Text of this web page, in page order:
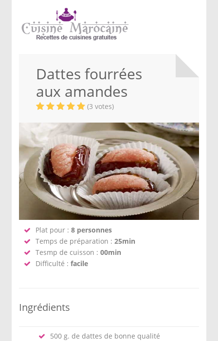
Dattes fourrées
aux amandes
(3 votes)
Plat pour : 8 personnes
Temps de préparation : 25min
Tesmp de cuisson : 00min
Difficulté : facile
Ingrédients
500 g. de dattes de bonne qualité